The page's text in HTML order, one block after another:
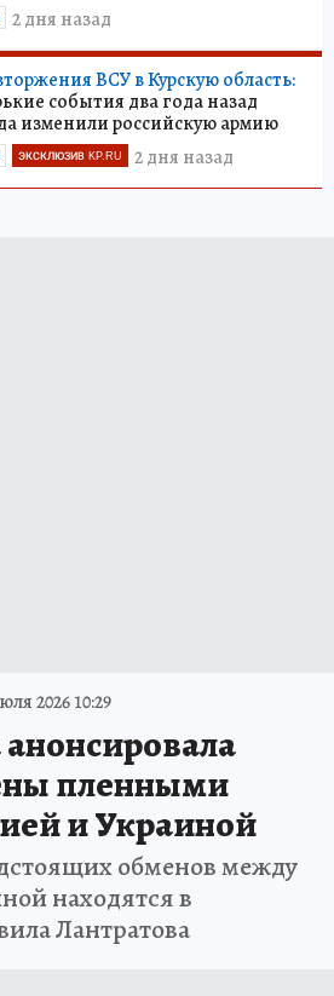
2 дня назад
ВСУ в Курскую область:
события два года назад
изменили российскую армию
2 дня назад
ЭКСКЛЮЗИВ KP.RU
2026 10:29
пленными
и Украиной
обменов между
находятся в
Лантратова